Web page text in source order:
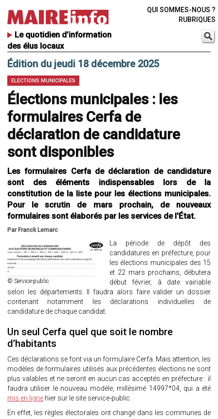
Le quotidien d’information
des élus locaux
QUI SOMMES-NOUS ?
RUBRIQUES
Édition du jeudi 18 décembre 2025
ELECTIONS MUNICIPALES
Élections municipales : les
formulaires Cerfa de
déclaration de candidature
sont disponibles
Les formulaires Cerfa de déclaration de candidature
sont des éléments indispensables lors de la
constitution de la liste pour les élections municipales.
Pour le scrutin de mars prochain, de nouveaux
formulaires sont élaborés par les services de l'État.
Par Franck Lemarc
© Service-public
La période de dépôt des
candidatures en préfecture, pour
les élections municipales des 15
et 22 mars prochains, débutera
début février, à date vairiable
selon les départements. Il faudra alors faire valider un dossier
contenant notamment les déclarations individuelles de
candidature de chaque candidat.
Un seul Cerfa quel que soit le nombre
d’habitants
Ces déclarations se font via un formulaire Cerfa. Mais attention, les
modèles de formulaires utilisés aux précédentes élections ne sont
plus valables et ne seront en aucun cas acceptés en préfecture : il
faudra utiliser le nouveau modèle, millésimé 14997*04, qui a été
mis en ligne hier sur le site service-public.
En effet, les règles électorales ont changé dans les communes de